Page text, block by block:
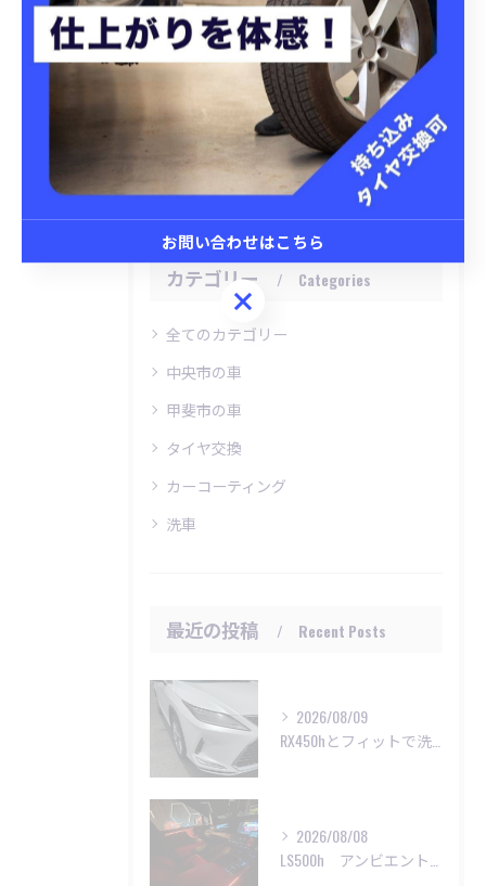
関連タグ
#車 #昭和町
#撥水
#セラミックコーティング
カテゴリー Categories
全てのカテゴリー
中央市の車
甲斐市の車
タイヤ交換
カーコーティング
洗車
最近の投稿 Recent Posts
2026/08/09
2026/08/08
お問い合わせはこちら
お問い合わせはこちら